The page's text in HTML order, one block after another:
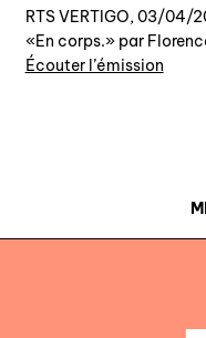
RTS VERTIGO, 03/04/
«En corps.» par
Écouter l’émission